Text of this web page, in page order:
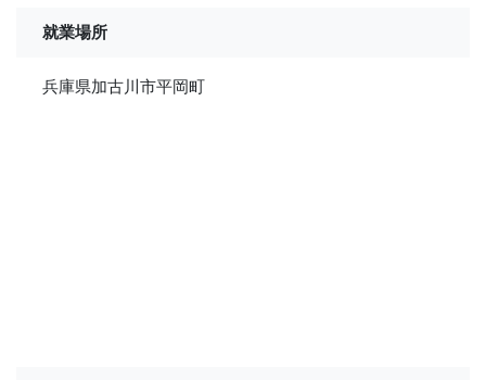
就業場所
兵庫県加古川市平岡町